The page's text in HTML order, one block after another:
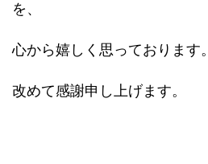
を、
心から嬉しく思っております。
改めて感謝申し上げます。